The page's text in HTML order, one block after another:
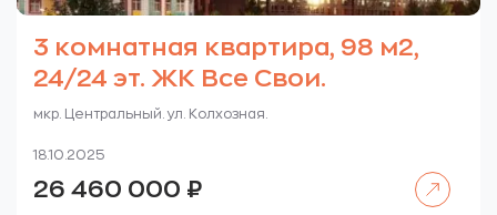
3 комнатная квартира, 98 м2,
24/24 эт. ЖК Все Свои.
мкр. Центральный. ул. Колхозная.
18.10.2025
26 460 000 ₽